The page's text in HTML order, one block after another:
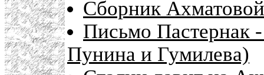
Сборник
Письмо Пастернак
Пунина и Гумилева)